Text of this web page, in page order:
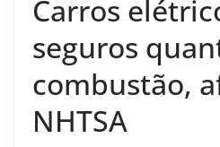
Carros
seguros
combustão,
NHTSA